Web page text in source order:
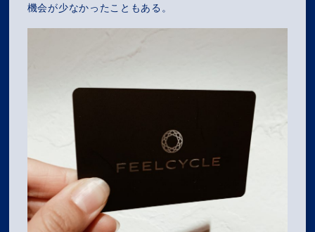
MISSION
COMPANY
SERVICES
機会が少なかったこともある。